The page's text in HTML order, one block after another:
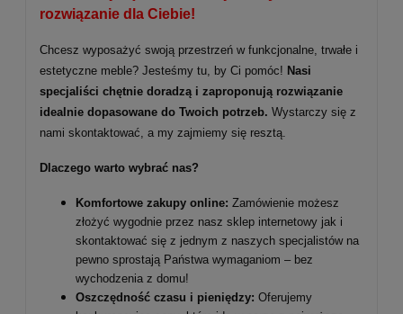
rozwiązanie dla Ciebie!
Chcesz wyposażyć swoją przestrzeń w funkcjonalne, trwałe i
estetyczne meble? Jesteśmy tu, by Ci pomóc! Nasi
specjaliści chętnie doradzą i zaproponują rozwiązanie
idealnie dopasowane do Twoich potrzeb. Wystarczy się z
nami skontaktować, a my zajmiemy się resztą.
Dlaczego warto wybrać nas?
Komfortowe zakupy online: Zamówienie możesz
złożyć wygodnie przez nasz sklep internetowy jak i
skontaktować się z jednym z naszych specjalistów na
pewno sprostają Państwa wymaganiom – bez
wychodzenia z domu!
Oszczędność czasu i pieniędzy: Oferujemy